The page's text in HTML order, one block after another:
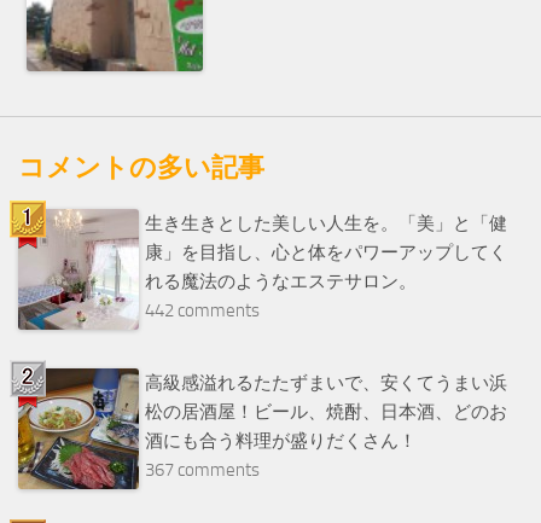
コメントの多い記事
生き生きとした美しい人生を。「美」と「健
康」を目指し、心と体をパワーアップしてく
れる魔法のようなエステサロン。
442 comments
高級感溢れるたたずまいで、安くてうまい浜
松の居酒屋！ビール、焼酎、日本酒、どのお
酒にも合う料理が盛りだくさん！
367 comments